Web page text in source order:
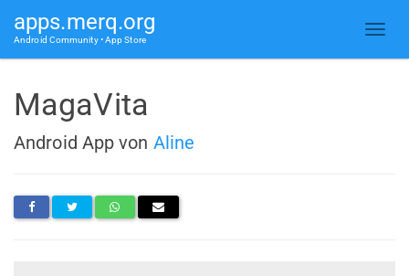
apps.merq.org
Android Community • App Store
MagaVita
Android App von Aline